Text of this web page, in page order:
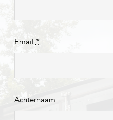
Email *
Achternaam